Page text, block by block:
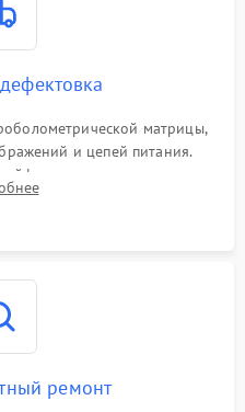
матрицы,
и цепей питания.
модуля памяти и
SMD-компонентов
ремонт